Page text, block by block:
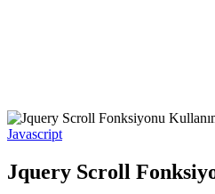
Javascript
Jquery Scroll